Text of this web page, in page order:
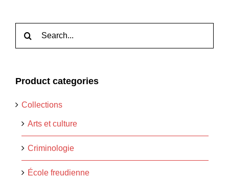
Product categories
Collections
Arts et culture
Criminologie
École freudienne